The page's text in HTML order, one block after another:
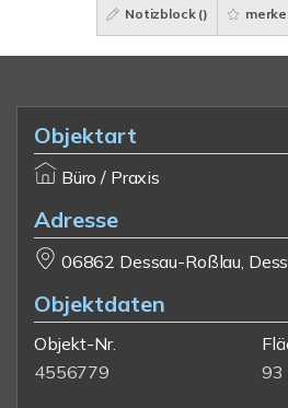
Notizblock ()
Objektart
Büro / Praxis
Adresse
06862 Dessau-Roßlau,
Objektdaten
Objekt-Nr.
4556779
93